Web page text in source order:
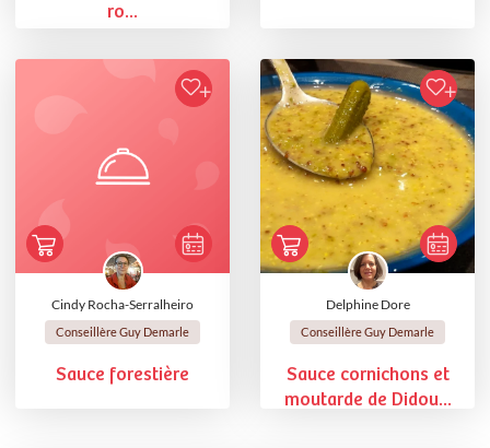
ro...
Cindy Rocha-Serralheiro
Conseillère Guy Demarle
Sauce forestière
Delphine Dore
Conseillère Guy Demarle
Sauce cornichons et
moutarde de Didou...